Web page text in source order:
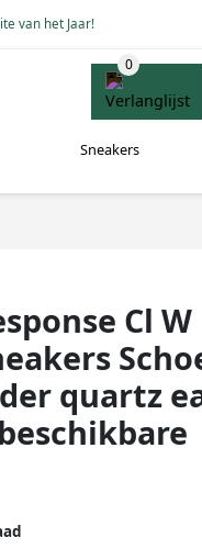
van het Jaar!
Sneakers
Cl W
quartz